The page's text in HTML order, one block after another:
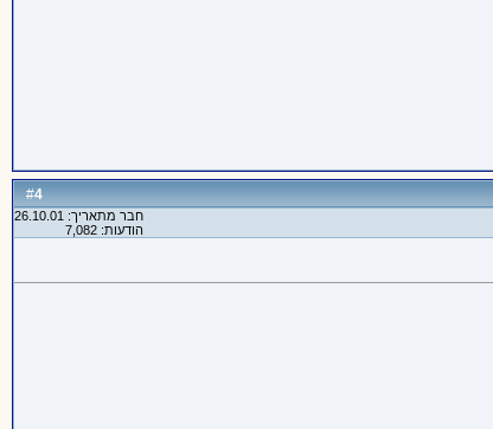
#
4
חבר מתאריך: 26.10.01
הודעות: 7,082